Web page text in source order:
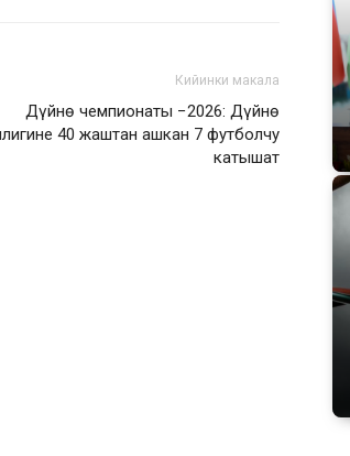
Кийинки макала
Дүйнө чемпионаты −2026: Дүйнө
40 жаштан ашкан 7 футболчу
катышат